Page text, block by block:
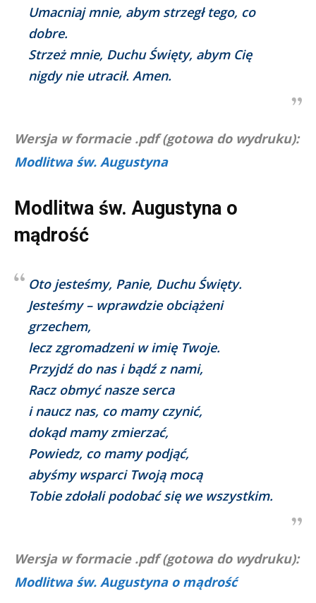
Umacniaj mnie, abym strzegł tego, co
dobre.
Strzeż mnie, Duchu Święty, abym Cię
nigdy nie utracił. Amen.
Wersja w formacie .pdf (gotowa do wydruku):
Modlitwa św. Augustyna
Modlitwa św. Augustyna o
mądrość
Oto jesteśmy, Panie, Duchu Święty.
Jesteśmy – wprawdzie obciążeni
grzechem,
lecz zgromadzeni w imię Twoje.
Przyjdź do nas i bądź z nami,
Racz obmyć nasze serca
i naucz nas, co mamy czynić,
dokąd mamy zmierzać,
Powiedz, co mamy podjąć,
abyśmy wsparci Twoją mocą
Tobie zdołali podobać się we wszystkim.
Wersja w formacie .pdf (gotowa do wydruku):
Modlitwa św. Augustyna o mądrość